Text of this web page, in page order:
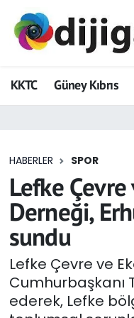
KKTC Güney Kıbrıs
HABERLER SPOR
Lefke
Derneği,
sundu
Lefke Çevre ve
Cumhurbaşkanı
ederek, Lefke
ADVERTORIAL
Dijigazete
Eğitim
Ekonomi
Foto Galeri
GEZİ
Güncel
Hava Durumu
Trafik Durumu
Tüm Manşetler
Son Dakika
Haber Arşivi